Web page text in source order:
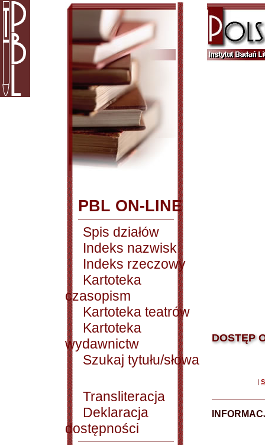
PBL ON-LINE
Spis działów
Indeks nazwisk
Indeks rzeczowy
Kartoteka
czasopism
Kartoteka teatrów
Kartoteka
wydawnictw
Szukaj tytułu/słowa
Transliteracja
Deklaracja
dostępności
DOSTĘP
|